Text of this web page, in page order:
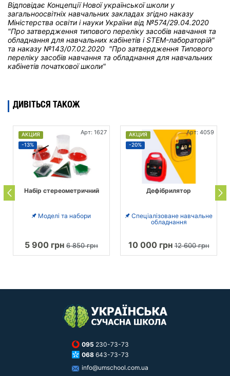
Відповідає Концепції Нової української школи у
загальноосвітніх навчальних закладах згідно наказу
Міністерства освіти і науки України від №574/29.04.2020
"Про затвердження типового переліку засобів навчання та
обладнання для навчальних кабінетів і STEM-лабораторій"
та наказу №143/07.02.2020 "Про затвердження Типового
переліку засобів навчання та обладнання для навчальних
кабінетів початкової школи"
ДИВІТЬСЯ ТАКОЖ
АКЦИЯ
-13%
Арт: 1627
Набір стереометричний
Моделі та набори
5 900 грн 6 850 грн
АКЦИЯ
-20%
Арт: 4059
Дефібрилятор
Спеціалізоване навчальне
обладнання
10 000 грн12 600 грн
095 230-73-73
068 643-73-73
info@umschool.com.ua